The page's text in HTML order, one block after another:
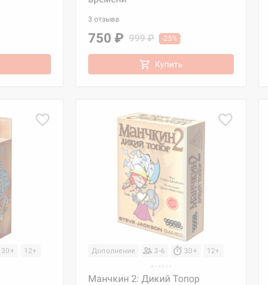
3 отзыва
750 ₽ 999 ₽ -25%
Купить
30+ 12+ Дополнение 3-6 30+ 12+
Манчкин 2: Дикий Топор